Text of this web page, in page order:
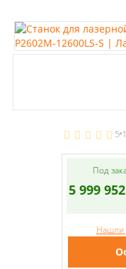
5
Под
5 999
Нашли